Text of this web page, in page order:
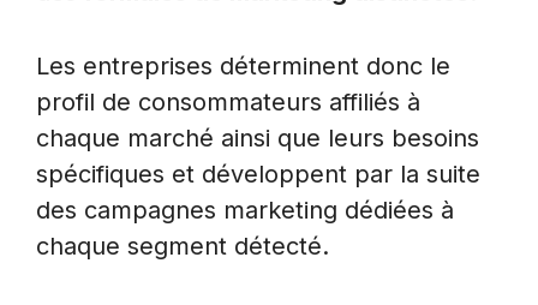
Les entreprises déterminent donc le
profil de consommateurs affiliés à
chaque marché ainsi que leurs besoins
spécifiques et développent par la suite
des campagnes marketing dédiées à
chaque segment détecté.